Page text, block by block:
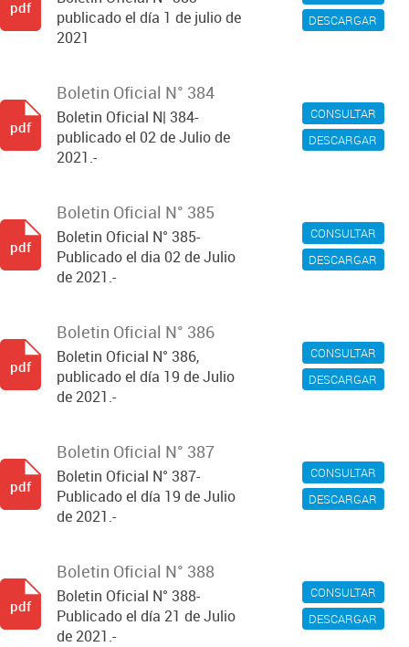
DESCARGAR
publicado el día 1 de julio de
2021
pdf
CONSULTAR
DESCARGAR
Boletin Oficial N° 384
Boletin Oficial N| 384-
publicado el 02 de Julio de
2021.-
pdf
CONSULTAR
DESCARGAR
Boletin Oficial N° 385
Boletin Oficial N° 385-
Publicado el dia 02 de Julio
de 2021.-
pdf
CONSULTAR
DESCARGAR
Boletin Oficial N° 386
Boletin Oficial N° 386,
publicado el día 19 de Julio
de 2021.-
pdf
CONSULTAR
DESCARGAR
Boletin Oficial N° 387
Boletin Oficial N° 387-
Publicado el día 19 de Julio
de 2021.-
pdf
CONSULTAR
DESCARGAR
Boletin Oficial N° 388
Boletin Oficial N° 388-
Publicado el día 21 de Julio
de 2021.-
pdf